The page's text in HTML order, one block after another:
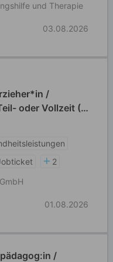
und Therapie
03.08.2026
/
oder Vollzeit (39
2
01.08.2026
/